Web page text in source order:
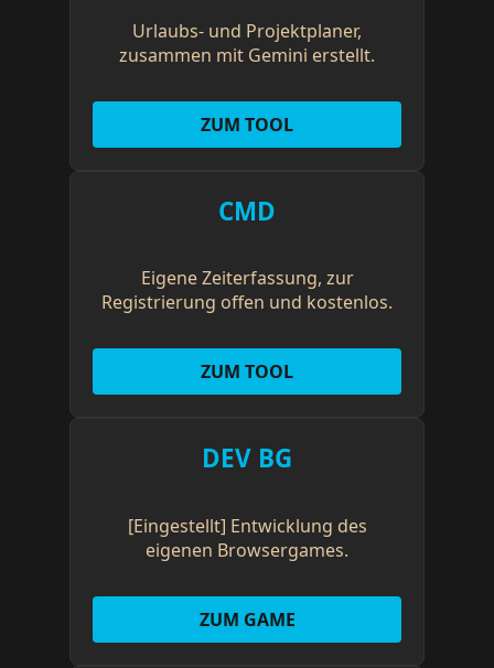
Urlaubs- und Projektplaner,
zusammen mit Gemini erstellt.
ZUM TOOL
CMD
Eigene Zeiterfassung, zur
Registrierung offen und kostenlos.
ZUM TOOL
DEV BG
[Eingestellt] Entwicklung des
eigenen Browsergames.
ZUM GAME